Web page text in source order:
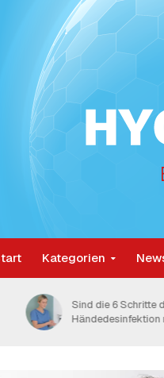
Kategorien
Sind die 6 Schritte
Händedesinfektion